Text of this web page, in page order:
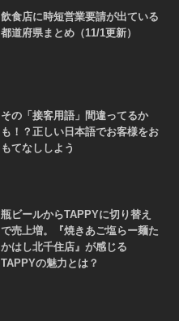
飲食店に時短営業要請が出ている
都道府県まとめ（11/1更新）
その「接客用語」間違ってるか
も！？正しい日本語でお客様をお
もてなししよう
瓶ビールからTAPPYに切り替え
で売上増。『焼きあご塩らー麺た
かはし北千住店』が感じる
TAPPYの魅力とは？